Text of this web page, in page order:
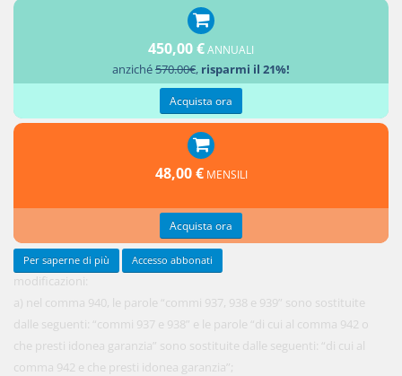
modificazioni:
a) nel comma 940, le parole “commi 937, 938 e 939” sono sostituite
dalle seguenti: “commi 937 e 938” e le parole “di cui al comma 942 o
che presti idonea garanzia” sono sostituite dalle seguenti: “di cui al
comma 942 e che presti idonea garanzia”;
450,00 €ANNUALI
anziché570.00€, risparmi il 21%!
Acquista ora
48,00 € MENSILI
Acquista ora
Per saperne di più Accesso abbonati